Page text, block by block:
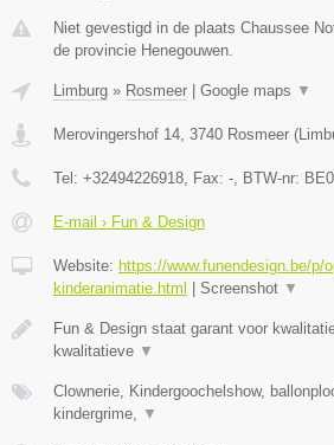
Niet gevestigd in de plaats Chaussee
de provincie Henegouwen.
Limburg » Rosmeer | Google maps ▼
Merovingershof 14 3740 Rosmeer (
Tel: +32494226918 , Fax: - , BTW-nr:
E-mail › Fun & Design
Website: https://www.funendesign.be/p/
kinderanimatie.html | Screenshot ▼
Fun & Design staat garant voor
kwalitatieve ▼
Clownerie, Kindergoochelshow,
kindergrime,
▼